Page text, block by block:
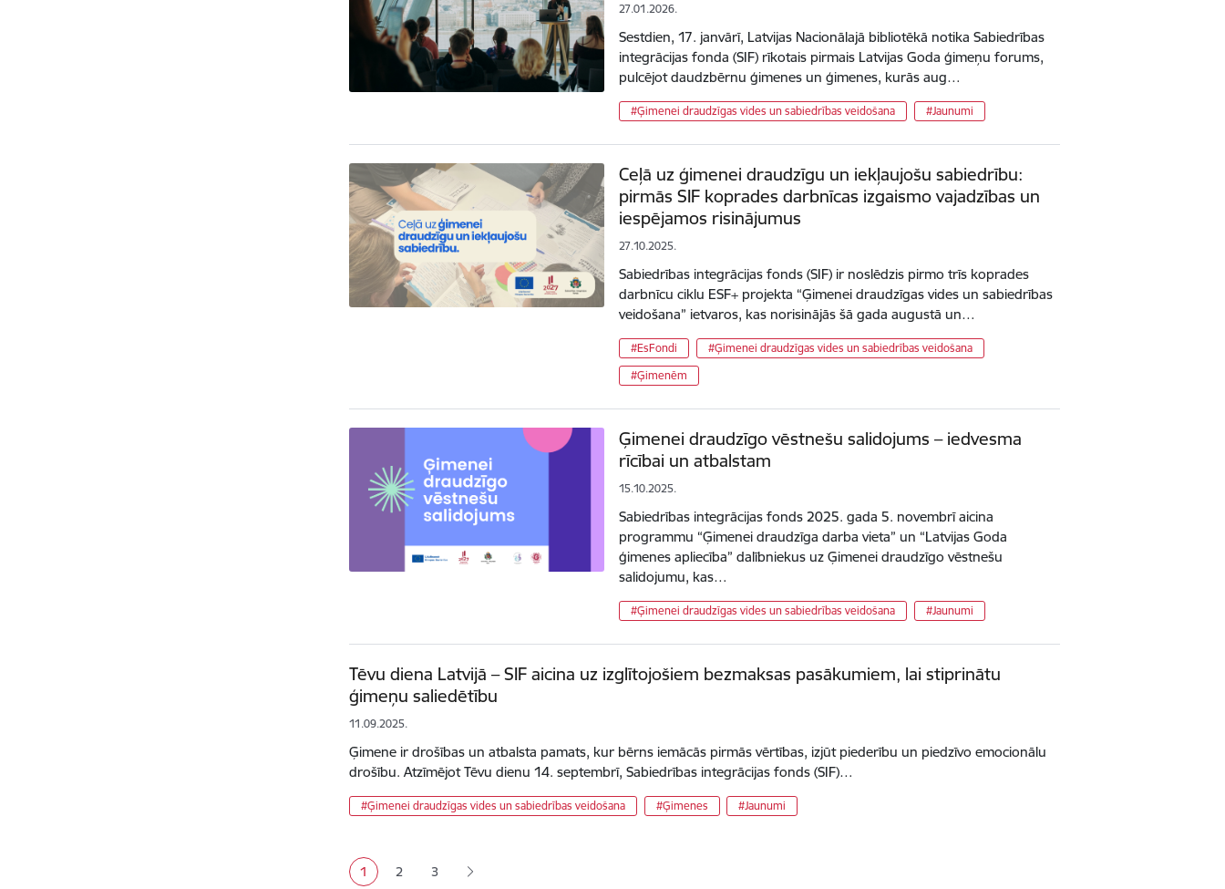
27.01.2026.
Sestdien, 17. janvārī, Latvijas Nacionālajā bibliotēkā notika Sabiedrības
integrācijas fonda (SIF) rīkotais pirmais Latvijas Goda ģimeņu forums,
pulcējot daudzbērnu ģimenes un ģimenes, kurās aug…
#Ģimenei draudzīgas vides un sabiedrības veidošana #Jaunumi
Ceļā uz ģimenei draudzīgu un iekļaujošu sabiedrību:
pirmās SIF koprades darbnīcas izgaismo vajadzības un
iespējamos risinājumus
27.10.2025.
Sabiedrības integrācijas fonds (SIF) ir noslēdzis pirmo trīs koprades
darbnīcu ciklu ESF+ projekta “Ģimenei draudzīgas vides un sabiedrības
veidošana” ietvaros, kas norisinājās šā gada augustā un…
#EsFondi
#Ģimenei draudzīgas vides un sabiedrības veidošana
#Ģimenēm
Ģimenei draudzīgo vēstnešu salidojums – iedvesma
rīcībai un atbalstam
15.10.2025.
Sabiedrības integrācijas fonds 2025. gada 5. novembrī aicina
programmu “Ģimenei draudzīga darba vieta” un “Latvijas Goda
ģimenes apliecība” dalībniekus uz Ģimenei draudzīgo vēstnešu
salidojumu, kas…
#Ģimenei draudzīgas vides un sabiedrības veidošana #Jaunumi
Tēvu diena Latvijā – SIF aicina uz izglītojošiem bezmaksas pasākumiem, lai stiprinātu
ģimeņu saliedētību
11.09.2025.
Ģimene ir drošības un atbalsta pamats, kur bērns iemācās pirmās vērtības, izjūt piederību un piedzīvo emocionālu
drošību. Atzīmējot Tēvu dienu 14. septembrī, Sabiedrības integrācijas fonds (SIF)…
#Ģimenei draudzīgas vides un sabiedrības veidošana #Ģimenes #Jaunumi
Pašreizējā lapa
1 Lapa
2 Lapa
3